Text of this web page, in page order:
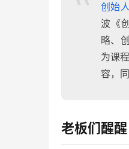
创始
波《
略、
为课
容，
老板们醒